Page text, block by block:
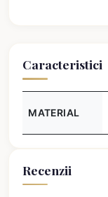
Caracteristici
MATERIAL
Recenzii